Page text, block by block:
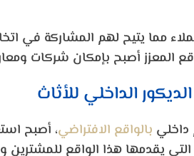
مما يتيح لهم المشاركة في
المعزز أصبح بإمكان شركات
الداخلي للأثاث
بالواقع الافتراضي، أصبح
التي يقدمها هذا الواقع